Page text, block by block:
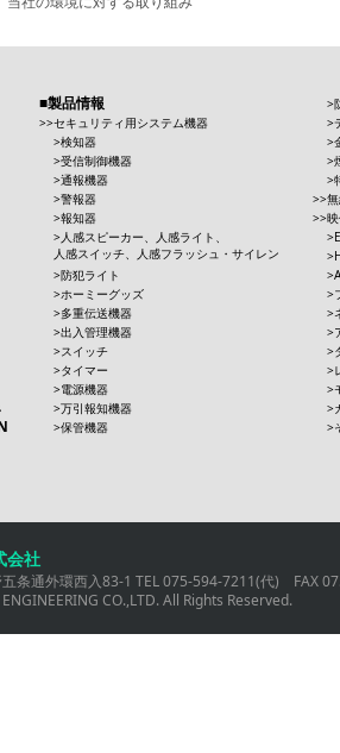
製品情報
セキュリティ用システム機器
検知器
受信制御機器
通報機器
警報器
報知器
人感スピーカー、人感ライト、
人感スイッチ、人感フラッシュ・サイレン
防犯ライト
ホーミーグッズ
多重伝送機器
出入管理機器
スイッチ
タイマー
電源機器
万引報知機器
保管機器
会社
条通外環西入83-1 TEL 075-594-7211(代) FAX
CO.,LTD. All Rights Reserved.